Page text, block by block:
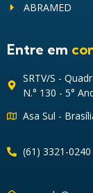
ABRAMED
Entre em
SRTV/S -
N.° 130 - 5°
Asa Sul -
(61) 3321-0240